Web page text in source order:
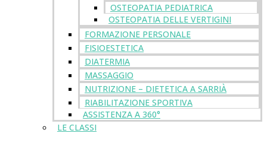
OSTEOPATIA PEDIATRICA
OSTEOPATIA DELLE VERTIGINI
FORMAZIONE PERSONALE
FISIOESTETICA
DIATERMIA
MASSAGGIO
NUTRIZIONE – DIETETICA A SARRIÀ
RIABILITAZIONE SPORTIVA
ASSISTENZA A 360°
LE CLASSI